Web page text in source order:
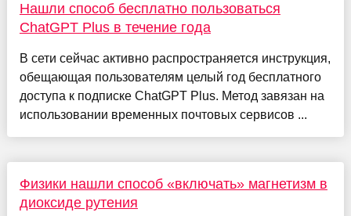
Нашли способ бесплатно пользоваться
ChatGPT Plus в течение года
В сети сейчас активно распространяется инструкция,
обещающая пользователям целый год бесплатного
доступа к подписке ChatGPT Plus. Метод завязан на
использовании временных почтовых сервисов ...
Физики нашли способ «включать» магнетизм в
диоксиде рутения